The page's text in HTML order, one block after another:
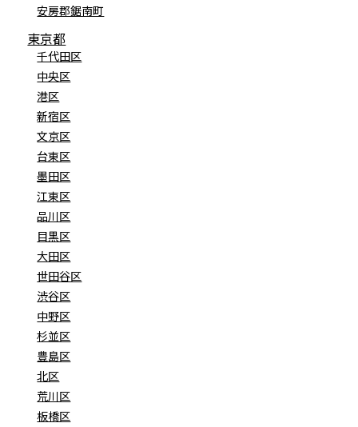
安房郡鋸南町
東京都
千代田区
中央区
港区
新宿区
文京区
台東区
墨田区
江東区
品川区
目黒区
大田区
世田谷区
渋谷区
中野区
杉並区
豊島区
北区
荒川区
板橋区